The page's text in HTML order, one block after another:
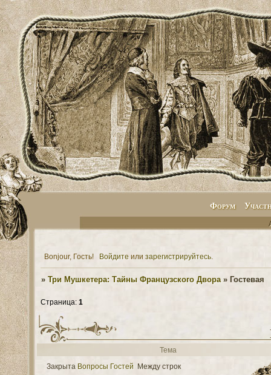
Форум
Bonjour, Гость! Войдите или зарегистрируйтесь
»Три Мушкетера: Тайны Французского Двора » Гостевая
Страница: 1
Тема
Закрыта Вопросы Гостей Между строк